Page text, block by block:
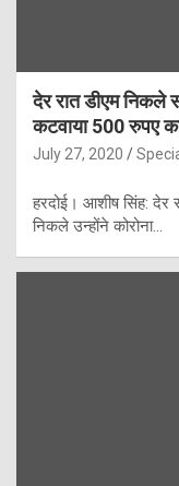
देर रात डीएम निकले
कटवाया 500 रुपए का
July 27, 2020
हरदोई। आशीष सिंह: देर
निकले उन्होंने कोरोना…